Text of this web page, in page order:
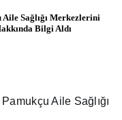
Sağlığı Merkezlerini
Bilgi Aldı
Aile Sağlığı